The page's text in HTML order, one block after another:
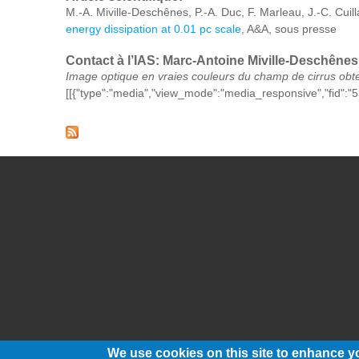
M.-A. Miville-Deschênes, P.-A. Duc, F. Marleau, J.-C.
energy dissipation at 0.01 pc scale , A&A, sous presse
Contact à l’IAS: Marc-Antoine Miville-
Image optique en vraies couleurs du champ de cirrus
We use cookies on this site to enhance